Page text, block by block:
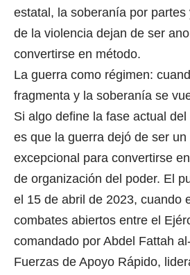
estatal, la soberanía por partes
de la violencia dejan de ser
convertirse en método.
La guerra como régimen:
fragmenta y la soberanía se
Si algo define la fase actual
es que la guerra dejó de ser un
excepcional para convertirse
de organización del poder. El
el 15 de abril de 2023, cuando
combates abiertos entre el
comandado por Abdel Fattah
Fuerzas de Apoyo Rápido,